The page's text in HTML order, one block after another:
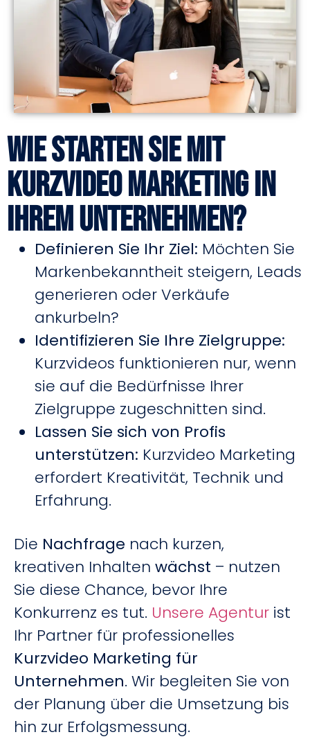
Wie starten Sie mit
Kurzvideo Marketing in
Ihrem Unternehmen?
Definieren Sie Ihr Ziel: Möchten Sie
Markenbekanntheit steigern, Leads
generieren oder Verkäufe
ankurbeln?
Identifizieren Sie Ihre Zielgruppe:
Kurzvideos funktionieren nur, wenn
sie auf die Bedürfnisse Ihrer
Zielgruppe zugeschnitten sind.
Lassen Sie sich von Profis
unterstützen: Kurzvideo Marketing
erfordert Kreativität, Technik und
Erfahrung.
Die Nachfrage nach kurzen,
kreativen Inhalten wächst – nutzen
Sie diese Chance, bevor Ihre
Konkurrenz es tut. Unsere Agentur ist
Ihr Partner für professionelles
Kurzvideo Marketing für
Unternehmen. Wir begleiten Sie von
der Planung über die Umsetzung bis
hin zur Erfolgsmessung.